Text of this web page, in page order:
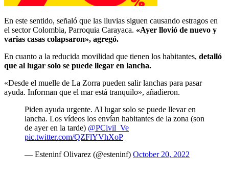
En este sentido, señaló que las lluvias siguen causando estragos en
el sector Colombia, Parroquia Carayaca. «Ayer llovió de nuevo y
varias casas colapsaron», agregó.
En cuanto a la reducida movilidad que tienen los habitantes, detalló
que al lugar solo se puede llegar en lancha.
«Desde el muelle de La Zorra pueden salir lanchas para pasar
ayuda. Informan que el mar está tranquilo», añadieron.
Piden ayuda urgente. Al lugar solo se puede llevar en
lancha. Los vídeos los envían habitantes de la zona (son
de ayer en la tarde) @PCivil_Ve
pic.twitter.com/QZFlYVhXoP
— Esteninf Olivarez (@esteninf) October 20, 2022